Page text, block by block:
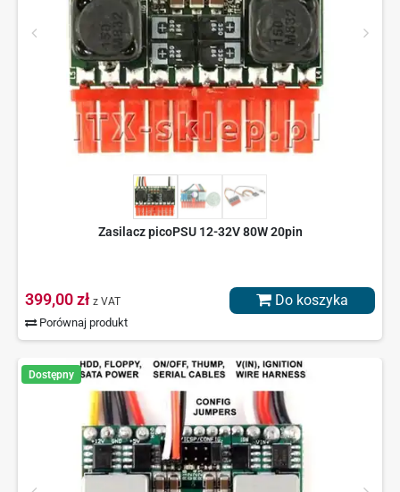
Zasilacz picoPSU 12-32V 80W 20pin
399,00 zł z VAT
Porównaj produkt
Do koszyka
Dostępny